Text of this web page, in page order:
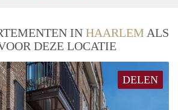
IN HAARLEM ALS
DEZE LOCATIE
DELEN